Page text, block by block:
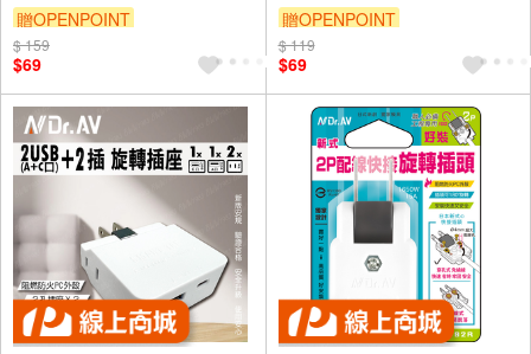
贈OPENPOINT
$ 159
$69
贈OPENPOINT
$ 119
$69